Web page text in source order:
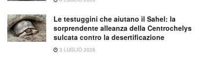
Le testuggini che aiutano il Sahel: la
sorprendente alleanza della Centrochelys
sulcata contro la desertificazione
3 LUGLIO 2026